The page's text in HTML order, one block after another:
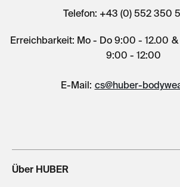
Unsere Wurzeln liegen in Österreich – und
Kompetenz, sorgfältige Materialauswahl
Erfahrung jede HUBER Kollektion.
Statt kurzlebigen Trends folgen wir einer
Telefon: +43 (0) 552 350
Erreichbarkeit: Mo - Do 9:00 - 12.00 &
9:00 - 12:00
E-Mail: cs@huber-
Über HUBER